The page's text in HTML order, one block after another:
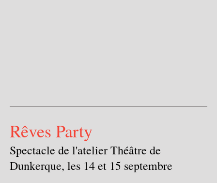
Rêves Party
Spectacle de l'atelier Théâtre de
Dunkerque, les 14 et 15 septembre